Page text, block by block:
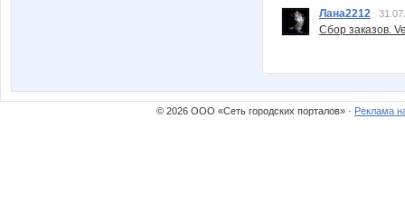
Лана2212
Сбор заказов.
© 2026 ООО «Сеть городских порталов» · Реклама